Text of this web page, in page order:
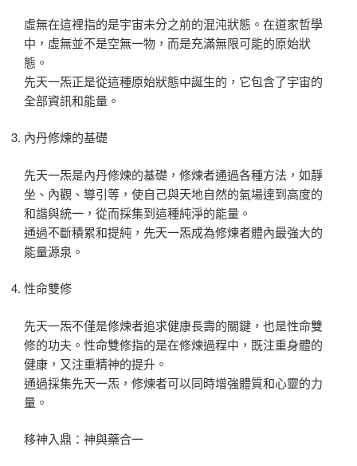
虛無在這裡指的是宇宙未分之前的混沌狀態。在道家哲學
中，虛無並不是空無一物，而是充滿無限可能的原始狀
態。
先天一炁正是從這種原始狀態中誕生的，它包含了宇宙的
全部資訊和能量。
內丹修煉的基礎
先天一炁是內丹修煉的基礎，修煉者通過各種方法，如靜
坐、內觀、導引等，使自己與天地自然的氣場達到高度的
和諧與統一，從而採集到這種純淨的能量。
通過不斷積累和提純，先天一炁成為修煉者體內最強大的
能量源泉。
性命雙修
先天一炁不僅是修煉者追求健康長壽的關鍵，也是性命雙
修的功夫。性命雙修指的是在修煉過程中，既注重身體的
健康，又注重精神的提升。
通過採集先天一炁，修煉者可以同時增強體質和心靈的力
量。
移神入鼎：神與藥合一